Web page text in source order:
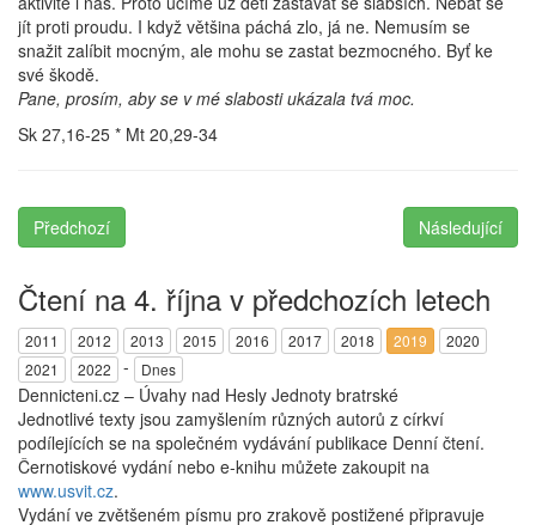
jít proti proudu. I když většina páchá zlo, já ne. Nemusím se
snažit zalíbit mocným, ale mohu se zastat bezmocného. Byť ke
své škodě.
Pane, prosím, aby se v mé slabosti ukázala tvá moc.
Sk 27,16-25 * Mt 20,29-34
Předchozí Následující
Čtení na 4. října v předchozích letech
2011 2012 2013 2015 2016 2017 2018 2019
2020
2021
2022 - Dnes
Dennicteni.cz – Úvahy nad Hesly Jednoty bratrské
Jednotlivé texty jsou zamyšlením různých autorů z církví
podílejících se na společném vydávání publikace Denní čtení.
Černotiskové vydání nebo e-knihu můžete zakoupit na
www.usvit.cz.
Vydání ve zvětšeném písmu pro zrakově postižené připravuje